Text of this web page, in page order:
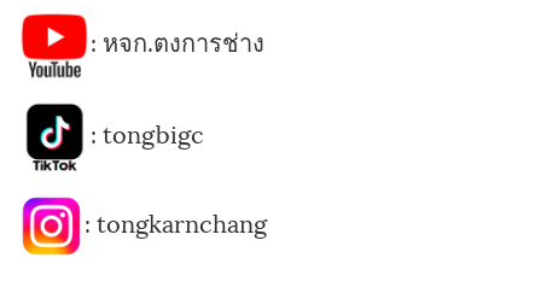
: หจก.ตงการช่าง
: tongbigc
: tongkarnchang